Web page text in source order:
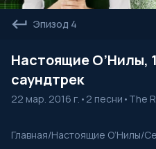
Эпизод 4
Настоящие О’Нилы,
саундтрек
22 мар. 2016 г. • 2 песни • The
Главная/Настоящие О’Нилы/